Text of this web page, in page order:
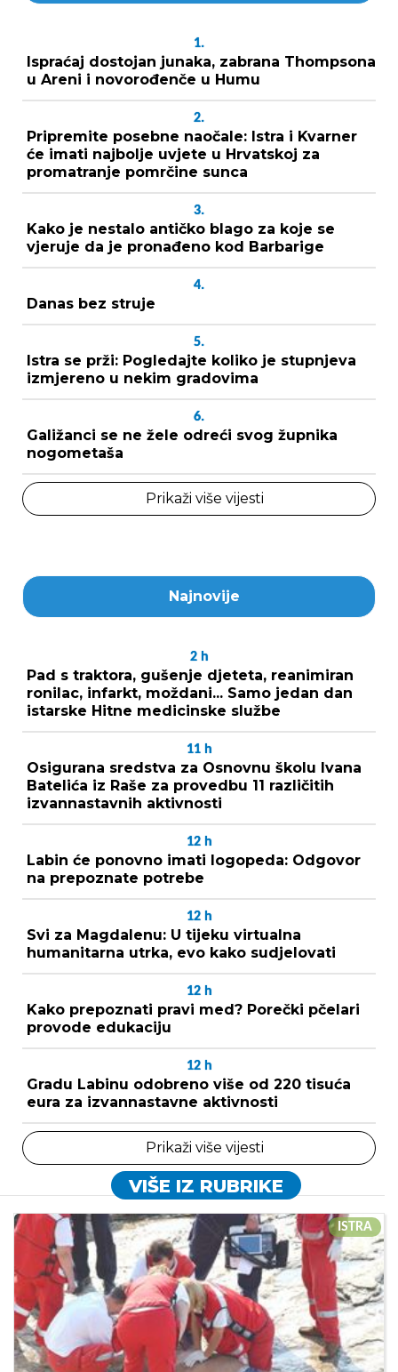
1.
Ispraćaj dostojan junaka, zabrana Thompsona
u Areni i novorođenče u Humu
2.
Pripremite posebne naočale: Istra i Kvarner
će imati najbolje uvjete u Hrvatskoj za
promatranje pomrčine sunca
3.
Kako je nestalo antičko blago za koje se
vjeruje da je pronađeno kod Barbarige
4.
Danas bez struje
5.
Istra se prži: Pogledajte koliko je stupnjeva
izmjereno u nekim gradovima
6.
Galižanci se ne žele odreći svog župnika
nogometaša
Prikaži više vijesti
Najnovije
2 h
Pad s traktora, gušenje djeteta, reanimiran
ronilac, infarkt, moždani... Samo jedan dan
istarske Hitne medicinske službe
11 h
Osigurana sredstva za Osnovnu školu Ivana
Batelića iz Raše za provedbu 11 različitih
izvannastavnih aktivnosti
12 h
Labin će ponovno imati logopeda: Odgovor
na prepoznate potrebe
12 h
Svi za Magdalenu: U tijeku virtualna
humanitarna utrka, evo kako sudjelovati
12 h
Kako prepoznati pravi med? Porečki pčelari
provode edukaciju
12 h
Gradu Labinu odobreno više od 220 tisuća
eura za izvannastavne aktivnosti
Prikaži više vijesti
VIŠE IZ RUBRIKE
ISTRA